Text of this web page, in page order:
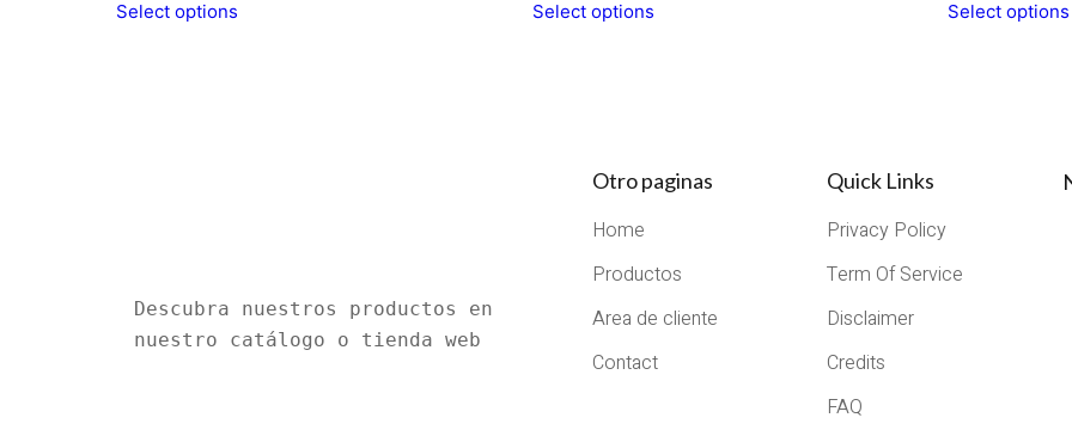
Select options Select options Select options
Descubra nuestros productos en
nuestro catálogo o tienda web
Otro paginas
Home
Productos
Area de cliente
Contact
Quick Links
Privacy Policy
Term Of Service
Disclaimer
Credits
FAQ